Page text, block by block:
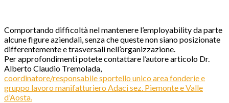
Comportando difficoltà nel mantenere l’employability da parte
alcune figure aziendali, senza che queste non siano posizionate
differentemente e trasversali nell’organizzazione.
Per approfondimenti potete contattare l’autore articolo Dr.
Alberto Claudio Tremolada,
coordinatore/responsabile sportello unico area fonderie e
gruppo lavoro manifatturiero Adaci sez. Piemonte e Valle
d’Aosta.